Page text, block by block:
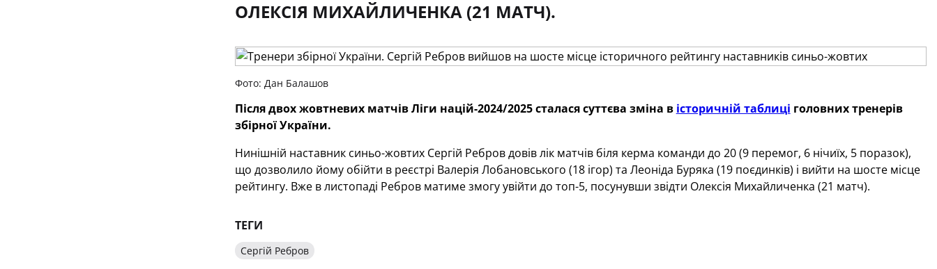
ОЛЕКСІЯ МИХАЙЛИЧЕНКА (21 МАТЧ).
Фото: Дан Балашов
Після двох жовтневих матчів Ліги націй-2024/2025 сталася суттєва зміна в історичній таблиці головних тренерів
збірної України.
Нинішній наставник синьо-жовтих Сергій Ребров довів лік матчів біля керма команди до 20 (9 перемог, 6 нічиїх, 5 поразок),
що дозволило йому обійти в реєстрі Валерія Лобановського (18 ігор) та Леоніда Буряка (19 поєдинків) і вийти на шосте місце
рейтингу. Вже в листопаді Ребров матиме змогу увійти до топ-5, посунувши звідти Олексія Михайличенка (21 матч).
ТЕГИ
Сергій Ребров